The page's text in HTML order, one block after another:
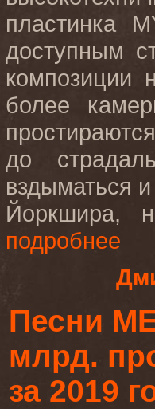
пластинка
доступным
композиции
более
до
вздыматься
Йоркшира,
подробнее
Песни
млрд.
за 2019